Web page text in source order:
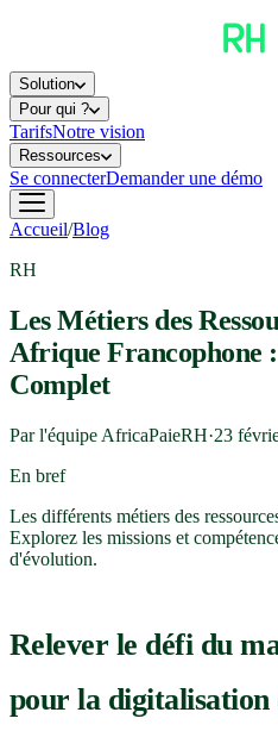
Solution
Pour qui ?
TarifsNotre vision
Ressources
Se connecterDemander une démo
Accueil/Blog
RH
Les Métiers des
Afrique Francophone
Complet
Par l'équipe AfricaPaieRH·23
En bref
Les différents métiers des
Explorez les missions et
d'évolution.
Relever le défi du
pour la